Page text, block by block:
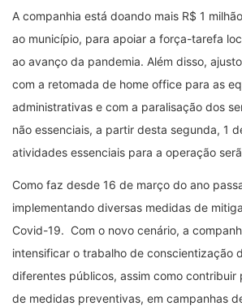
A companhia está doando mais R$ 1
ao município, para apoiar a força-tarefa
ao avanço da pandemia. Além disso,
com a retomada de home office para as
administrativas e com a paralisação dos
não essenciais, a partir desta segunda, 1
atividades essenciais para a operação
Como faz desde 16 de março do ano
implementando diversas medidas de
Covid-19. Com o novo cenário, a
intensificar o trabalho de conscientização
diferentes públicos, assim como contribuir
de medidas preventivas, em campanhas